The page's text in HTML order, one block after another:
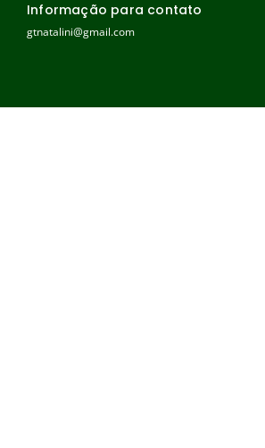
Informação para contato
gtnatalini@gmail.com